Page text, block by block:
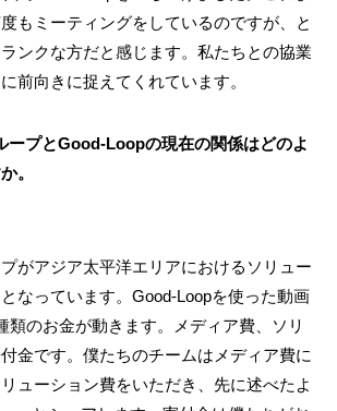
もミーティングをしているのですが、と
ンクな方だと感じます。私たちとの協業
前向きに捉えてくれています。
プとGood-Loopの現在の関係はどのよ
。
がアジア太平洋エリアにおけるソリュー
なっています。Good-Loopを使った動画
類のお金が動きます。メディア費、ソリ
金です。僕たちのチームはメディア費に
ューション費をいただき、先に述べたよ